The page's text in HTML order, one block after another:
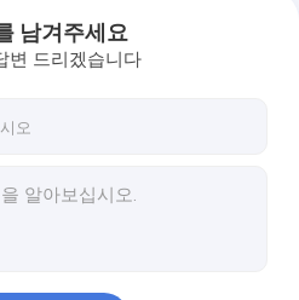
남겨주세요
변 드리겠습니다